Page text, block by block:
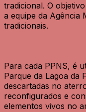
tradicional. O
a equipe da Agência
tradicionais.
Para cada PPNS, é
Parque da Lagoa da
descartadas no
reconfigurados e
elementos vivos no